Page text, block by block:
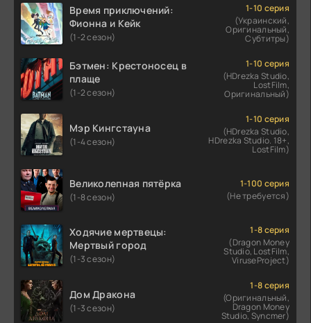
Время приключений:
Фионна и Кейк
(1-2 сезон)
1-10 серия
(Украинский,
Оригинальный,
Субтитры)
Бэтмен: Крестоносец в
плаще
(1-2 сезон)
1-10 серия
(HDrezka Studio,
LostFilm,
Оригинальный)
Мэр Кингстауна
(1-4 сезон)
1-10 серия
(HDrezka Studio,
HDrezka Studio. 18+,
LostFilm)
Великолепная пятёрка
(1-8 сезон)
1-100 серия
(Не требуется)
Ходячие мертвецы:
Мертвый город
(1-3 сезон)
1-8 серия
(Dragon Money
Studio, LostFilm,
ViruseProject)
Дом Дракона
(1-3 сезон)
1-8 серия
(Оригинальный,
Dragon Money
Studio, Syncmer)